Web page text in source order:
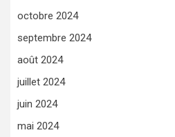
octobre 2024
septembre 2024
août 2024
juillet 2024
juin 2024
mai 2024